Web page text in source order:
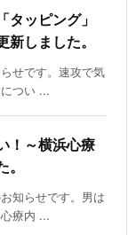
タッピング」
しました。
せです。速攻で気
つい ...
！～横浜心療
知らせです。男は
療内 ...